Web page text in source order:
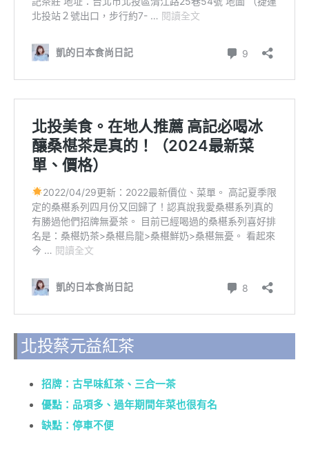
北投蔡元益紅茶
招牌：古早味紅茶、三合一茶
優點：品項多、過年期間年菜也很有名
缺點：停車不便